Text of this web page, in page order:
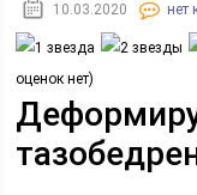
10.03.2020 нет
оценок нет)